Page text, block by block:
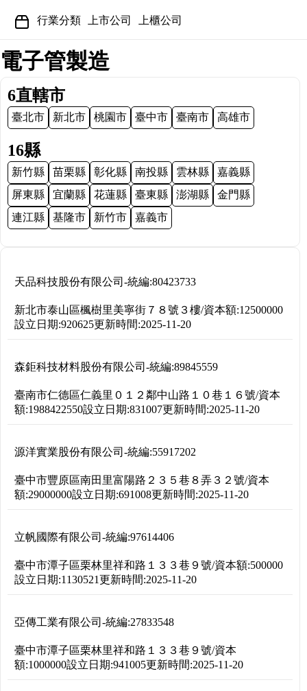
行業分類 上市公司 上櫃公司
電子管製造
6直轄市
臺北市 新北市 桃園市 臺中市 臺南市 高雄市
16縣
新竹縣 苗栗縣 彰化縣 南投縣 雲林縣
嘉義縣
屏東縣
宜蘭縣 花蓮縣 臺東縣 澎湖縣
金門縣
連江縣
基隆市 新竹市 嘉義市
天品科技股份有限公司 -統編:80423733
新北市泰山區楓樹里美寧街７８號３樓/資本額:12500000
設立日期:920625更新時間:2025-11-20
森鉅科技材料股份有限公司 -統編:89845559
臺南市仁德區仁義里０１２鄰中山路１０巷１６號/資本
額:1988422550設立日期:831007更新時間:2025-11-20
源洋實業股份有限公司 -統編:55917202
臺中市豐原區南田里富陽路２３５巷８弄３２號/資本
額:29000000設立日期:691008更新時間:2025-11-20
立帆國際有限公司 -統編:97614406
臺中市潭子區栗林里祥和路１３３巷９號/資本額:500000
設立日期:1130521更新時間:2025-11-20
亞傳工業有限公司 -統編:27833548
臺中市潭子區栗林里祥和路１３３巷９號/資本
額:1000000設立日期:941005更新時間:2025-11-20